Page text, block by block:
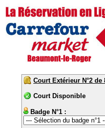
Court Extérieur N°2 de
Court Disponible
Badge N°1 :